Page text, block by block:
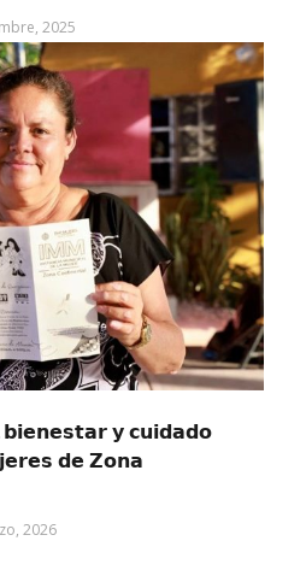
2025
𝘆 𝗰𝘂𝗶𝗱𝗮𝗱𝗼
𝗱𝗲 𝗭𝗼𝗻𝗮
2026